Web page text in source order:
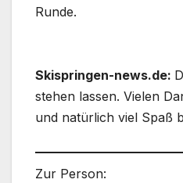
Runde.
Skispringen-news.de:
stehen lassen. Vielen
und natürlich viel Spaß
Zur Person: